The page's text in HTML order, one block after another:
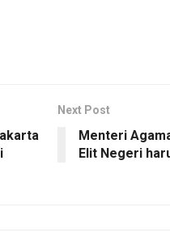
Next Post
Menteri
Elit Negeri